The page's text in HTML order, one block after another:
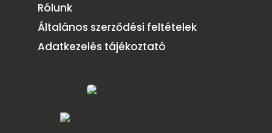
Rólunk
Általános szerződési feltételek
Adatkezelés tájékoztató